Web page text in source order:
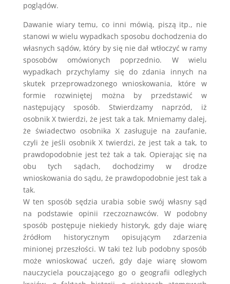
poglądów.
Dawanie wiary temu, co inni mówią, piszą itp., nie
stanowi w wielu wypadkach sposobu dochodzenia do
własnych sądów, który by się nie dał wtłoczyć w ramy
sposobów omówionych poprzednio. W wielu
wypadkach przychylamy się do zdania innych na
skutek przeprowadzonego wnioskowania, które w
formie rozwiniętej można by przedstawić w
następujący sposób. Stwierdzamy naprzód, iż
osobnik X twierdzi, że jest tak a tak. Mniemamy dalej,
że świadectwo osobnika X zasługuje na zaufanie,
czyli że jeśli osobnik X twierdzi, że jest tak a tak, to
prawdopodobnie jest też tak a tak. Opierając się na
obu tych sądach, dochodzimy w drodze
wnioskowania do sądu, że prawdopodobnie jest tak a
tak.
W ten sposób sędzia urabia sobie swój własny sąd
na podstawie opinii rzeczoznawców. W podobny
sposób postępuje niekiedy historyk, gdy daje wiarę
źródłom historycznym opisującym zdarzenia
minionej przeszłości. W taki też lub podobny sposób
może wnioskować uczeń, gdy daje wiarę słowom
nauczyciela pouczającego go o geografii odległych